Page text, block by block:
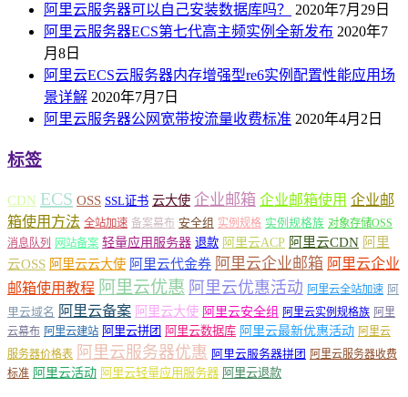
阿里云服务器可以自己安装数据库吗？
2020年7月29日
阿里云服务器ECS第七代高主频实例全新发布 2020年7
月8日
阿里云ECS云服务器内存增强型re6实例配置性能应用场
景详解 2020年7月7日
阿里云服务器公网宽带按流量收费标准 2020年4月2日
标签
CDN ECS OSS SSL证书 云大使 企业邮箱 企业邮箱使用 企业邮
箱使用方法 全站加速 备案幕布 安全组 实例规格 实例规格族 对象存储OSS
消息队列
网站备案 轻量应用服务器 退款 阿里云ACP 阿里云CDN 阿里
云OSS 阿里云云大使 阿里云代金券 阿里云企业邮箱 阿里云企业
邮箱使用教程 阿里云优惠 阿里云优惠活动 阿里云全站加速 阿
里云域名 阿里云备案 阿里云大使 阿里云安全组 阿里云实例规格族 阿里
云幕布 阿里云建站 阿里云拼团 阿里云数据库 阿里云最新优惠活动 阿里云
服务器价格表 阿里云服务器优惠 阿里云服务器拼团 阿里云服务器收费
标准 阿里云活动 阿里云轻量应用服务器 阿里云退款